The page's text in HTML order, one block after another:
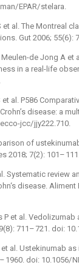
EPAR/stelara.
et al. The Montreal
Gut 2006; 55(6):
Meulen-de Jong A
in a real-life
et al. P586
dis­ease: a
ecco-jcc/jjy222.710.
of
2018; 7(2): 101–
Systematic
dis­ease. Aliment
P et al.
711–721. doi:
et al. Ustekinumab
1960. doi: 10.1056/